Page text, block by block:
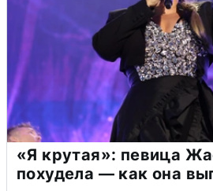
«Я крутая»: певица
похудела — как она